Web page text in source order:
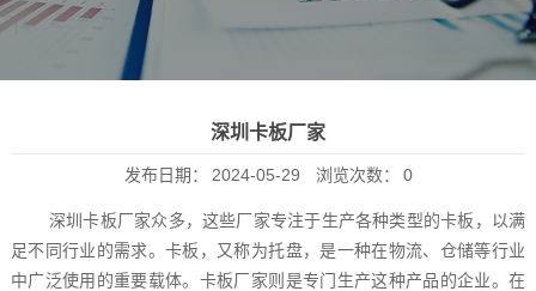
深圳卡板厂家
发布日期： 2024-05-29 浏览次数： 0
深圳卡板厂家众多，这些厂家专注于生产各种类型的卡板，以满
足不同行业的需求。卡板，又称为托盘，是一种在物流、仓储等行业
中广泛使用的重要载体。卡板厂家则是专门生产这种产品的企业。在